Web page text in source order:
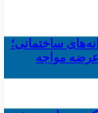
ساختمانی؛
عرضه مواجه